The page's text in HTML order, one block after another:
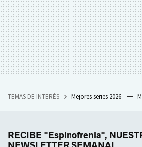
TEMAS DE INTERÉS Mejores series 2026
RECIBE "Espinofrenia",
NEWSLETTER SEMANAL